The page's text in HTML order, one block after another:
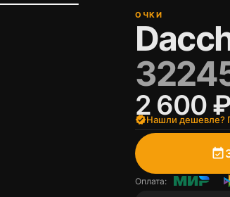
ОЧКИ
2 600 ₽
verifiedНашли дешевле?
event_available
Оплата: